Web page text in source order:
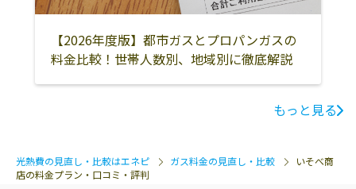
【2026年度版】都市ガスとプロパンガスの
料金比較！世帯人数別、地域別に徹底解説
もっと見る
光熱費の見直し・比較はエネピ ガス料金の見直し・比較
いそべ商
店の料金プラン・口コミ・評判